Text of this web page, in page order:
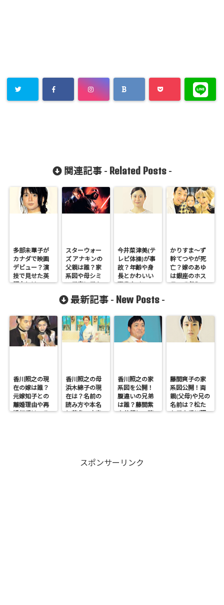
関連記事 - Related Posts-
多部未華子が
カナダで映画
デビュー？演
技で見せた英
語力とは
スターウォー
ズ アナキンの
父親は誰？家
系図や母シミ
の子宮に子を
宿した人物を
調査！
今井菜津美(テ
レビ体操)が事
故？年齢や身
長とかわいい
画像やインス
かりすま〜ず
幹てつやが死
亡？嫁のあゆ
は銀座のホス
テスで収入
最新記事 - New Posts -
香川照之の現
在の嫁は誰？
元嫁知子との
離婚理由や再
婚相手はいる
香川照之の母
浜木綿子の現
在は？名前の
読み方や本名
と芸名の由来
香川照之の家
系図を公開！
腹違いの兄弟
は誰？藤間紫
や父親との確
藤間爽子の家
系図公開！両
親(父母)や兄の
名前は？松た
か子や香川照
スポンサーリンク